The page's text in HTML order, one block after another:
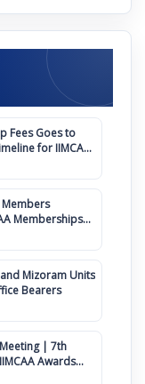
Fees Goes to
for IIMCAA
Members
Memberships
Mizoram Units
Bearers
| 7th
Awards